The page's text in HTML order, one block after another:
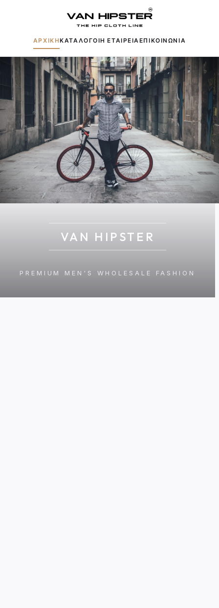
ΑΡΧΙΚΗΚΑΤΑΛΟΓΟΙΗ ΕΤΑΙΡΕΙΑΕΠΙΚΟΙΝΩΝΙΑ
Δημοφιλείς αναζητήσεις: Πουκάμισα
Μπουφάν
Παντελόνια
Πλεκτά
VAN HIPSTER
PREMIUM MEN'S WHOLESALE FASHION